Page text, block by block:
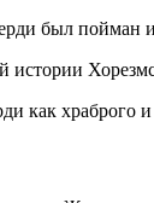
был пойман
истории
как храброго